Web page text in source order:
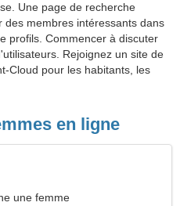
Une page de recherche
membres intéressants dans
profils. Commencer à discuter
Rejoignez un site de
Cloud pour les habitants, les
en ligne
une femme